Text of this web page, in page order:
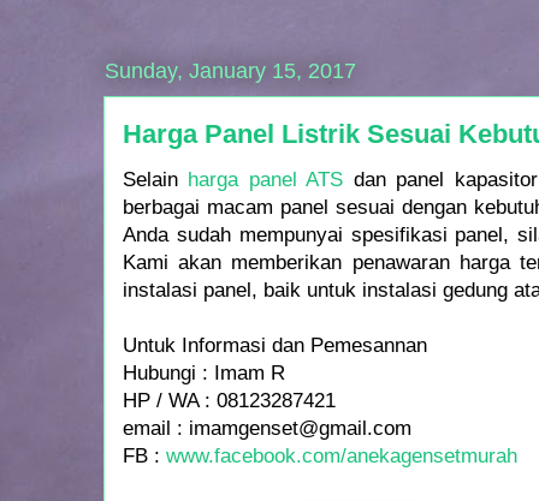
Sunday, January 15, 2017
Harga Panel Listrik Sesuai
Selain harga panel ATS dan panel
berbagai macam panel sesuai dengan
Anda sudah mempunyai spesifikasi panel,
Kami akan memberikan penawaran harga
instalasi panel, baik untuk instalasi gedung
Untuk Informasi dan Pemesannan
Hubungi : Imam R
HP / WA : 08123287421
email : imamgenset@gmail.com
FB : www.facebook.com/anekagensetmurah